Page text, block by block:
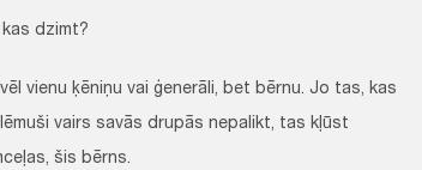
dzimt?
vienu ķēniņu vai ģenerāli, bet bērnu. Jo tas, kas
vairs savās drupās nepalikt, tas kļūst
šis bērns.